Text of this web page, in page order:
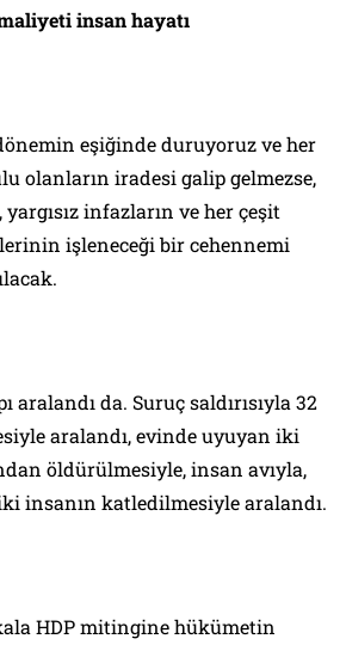
insan hayatı
eşiğinde duruyoruz ve her
olanların iradesi galip gelmezse,
infazların ve her çeşit
işleneceği bir cehennemi
aralandı da. Suruç saldırısıyla 32
aralandı, evinde uyuyan iki
öldürülmesiyle, insan avıyla,
insanın katledilmesiyle aralandı.
HDP mitingine hükümetin